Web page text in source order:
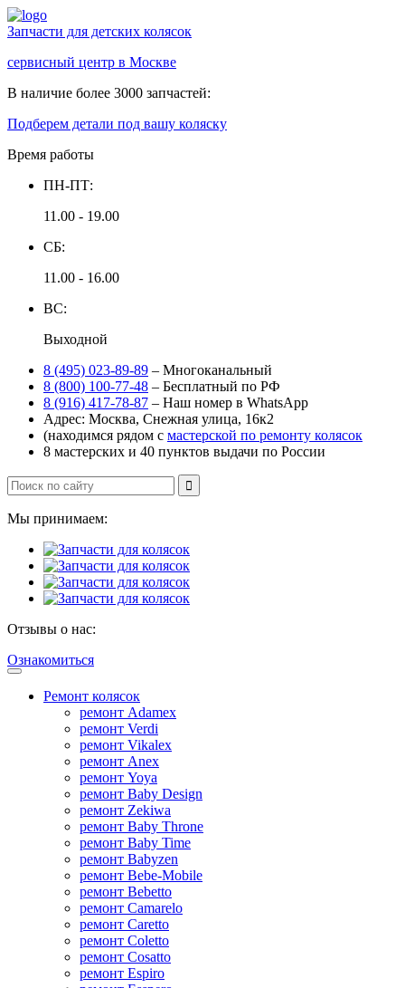
Запчасти для детских колясок
сервисный центр в Москве
В наличие более 3000 запчастей:
Подберем детали под вашу коляску
Время работы
ПН-ПТ:
11.00 - 19.00
СБ:
11.00 - 16.00
ВС:
Выходной
8 (495) 023-89-89 – Многоканальный
8 (800) 100-77-48 – Бесплатный по РФ
8 (916) 417-78-87 – Наш номер в WhatsApp
Адрес: Москва, Снежная улица, 16к2
(находимся рядом с мастерской по ремонту колясок
8 мастерских и 40 пунктов выдачи по России
Мы принимаем:
Отзывы о нас:
Ознакомиться
Ремонт колясок
ремонт Adamex
ремонт Verdi
ремонт Vikalex
ремонт Anex
ремонт Yoya
ремонт Baby Design
ремонт Zekiwa
ремонт Baby Throne
ремонт Baby Time
ремонт Babyzen
ремонт Bebe-Mobile
ремонт Bebetto
ремонт Camarelo
ремонт Caretto
ремонт Coletto
ремонт Cosatto
ремонт Espiro